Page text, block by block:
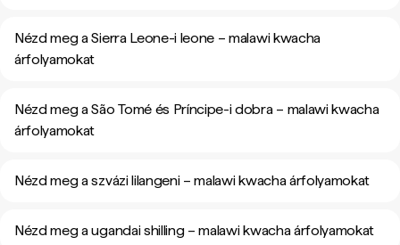
Nézd meg a Sierra Leone-i leone – malawi kwacha
árfolyamokat
Nézd meg a São Tomé és Príncipe-i dobra – malawi kwacha
árfolyamokat
Nézd meg a szvázi lilangeni – malawi kwacha árfolyamokat
Nézd meg a ugandai shilling – malawi kwacha árfolyamokat